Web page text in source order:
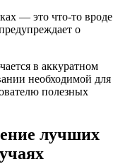
— это что-то вроде
о
в аккуратном
необходимой для
полезных
лучших